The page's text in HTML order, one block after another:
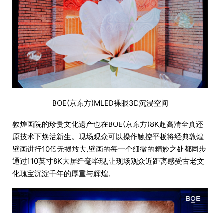
BOE(京东方)MLED裸眼3D沉浸空间
敦煌画院的珍贵文化遗产也在BOE(京东方)8K超高清全真还
原技术下焕活新生。现场观众可以操作触控平板将经典敦煌
壁画进行10倍无损放大,壁画的每一个细微的精妙之处都同步
通过110英寸8K大屏纤毫毕现,让现场观众近距离感受古老文
化瑰宝沉淀千年的厚重与辉煌。